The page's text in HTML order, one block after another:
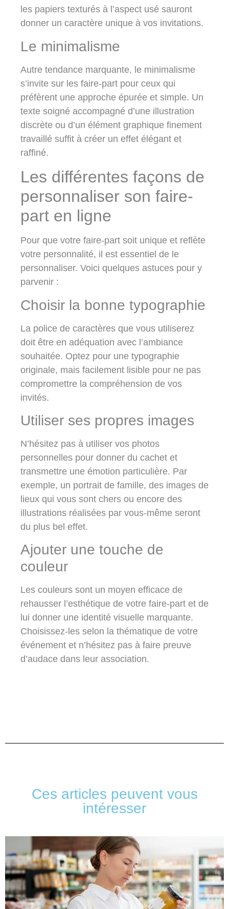
les papiers texturés à l’aspect usé sauront
donner un caractère unique à vos invitations.
Le minimalisme
Autre tendance marquante, le minimalisme
s’invite sur les faire-part pour ceux qui
préfèrent une approche épurée et simple. Un
texte soigné accompagné d’une illustration
discrète ou d’un élément graphique finement
travaillé suffit à créer un effet élégant et
raffiné.
Les différentes façons de
personnaliser son faire-
part en ligne
Pour que votre faire-part soit unique et reflète
votre personnalité, il est essentiel de le
personnaliser. Voici quelques astuces pour y
parvenir :
Choisir la bonne typographie
La police de caractères que vous utiliserez
doit être en adéquation avec l’ambiance
souhaitée. Optez pour une typographie
originale, mais facilement lisible pour ne pas
compromettre la compréhension de vos
invités.
Utiliser ses propres images
N’hésitez pas à utiliser vos photos
personnelles pour donner du cachet et
transmettre une émotion particulière. Par
exemple, un portrait de famille, des images de
lieux qui vous sont chers ou encore des
illustrations réalisées par vous-même seront
du plus bel effet.
Ajouter une touche de
couleur
Les couleurs sont un moyen efficace de
rehausser l’esthétique de votre faire-part et de
lui donner une identité visuelle marquante.
Choisissez-les selon la thématique de votre
événement et n’hésitez pas à faire preuve
d’audace dans leur association.
Ces articles peuvent vous
intéresser